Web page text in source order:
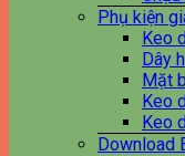
Phụ kiện
Keo
Dây
Mặt
Keo
Keo
Download